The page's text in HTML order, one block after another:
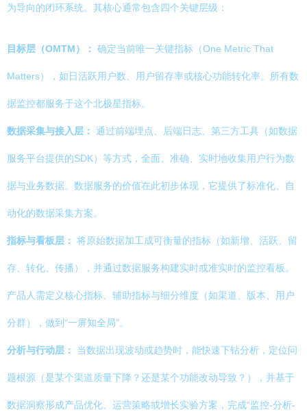
为导向的闭环系统。其核心通常包含四个关键层级：
目标层（OMTM）： 确定当前唯一关键指标（One Metric That
Matters），如日活跃用户数、用户留存率或核心功能转化率。所有数
据监控都服务于这个北极星指标。
数据采集与接入层： 通过前端埋点、后端日志、第三方工具（如数据
服务平台提供的SDK）等方式，全面、准确、实时地收集用户行为数
据与业务数据。数据服务的价值在此初步体现，它提供了标准化、自
动化的数据采集方案。
指标与看板层： 将原始数据加工成可衡量的指标（如新增、活跃、留
存、转化、传播），并通过数据服务构建实时或准实时的监控看板。
产品人需定义核心指标、辅助指标与细分维度（如渠道、版本、用户
分群），做到“一屏知全局”。
分析与行动层： 当数据出现波动或趋势时，能快速下钻分析，定位问
题根源（是某个渠道质量下降？还是某个功能改动导致？），并基于
数据洞察形成产品优化、运营策略或增长实验方案，完成“监控-分析-